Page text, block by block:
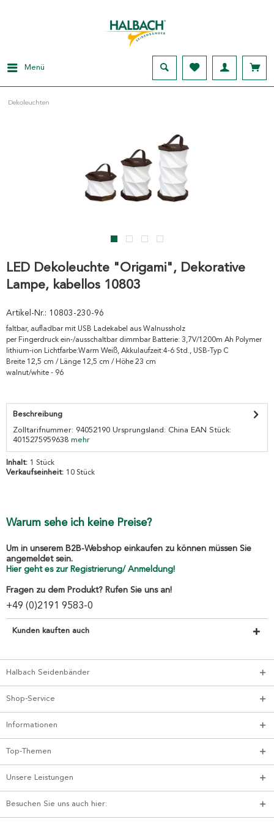
Menü
Dekoleuchten
LED Dekoleuchte "Origami", Dekorative
Lampe, kabellos 10803
Artikel-Nr.: 10803-230-96
faltbar, aufladbar mit USB Ladekabel aus Walnussholz
per Fingerdruck ein-/ausschaltbar dimmbar Batterie: 3,7V/1200m Ah Polymer
lithium-ion Lichtfarbe:Warm Weiß, Akkulaufzeit:4-6 Std., USB-Typ C
Breite 12,5 cm / Länge 12,5 cm / Höhe 23 cm
walnut/white - 96
Beschreibung
Zolltarifnummer: 94052190 Ursprungsland: China EAN Stück:
4015275959638 mehr
Inhalt: 1 Stück
Verkaufseinheit: 10 Stück
Warum sehe ich keine Preise?
Um in unserem B2B-Webshop einkaufen zu können müssen Sie
angemeldet sein.
Hier geht es zur Registrierung/ Anmeldung!
Fragen zu dem Produkt? Rufen Sie uns an!
+49 (0)2191 9583-0
Kunden kauften auch
Halbach Seidenbänder
Shop-Service
Informationen
Top-Themen
Unsere Leistungen
Besuchen Sie uns auch hier: